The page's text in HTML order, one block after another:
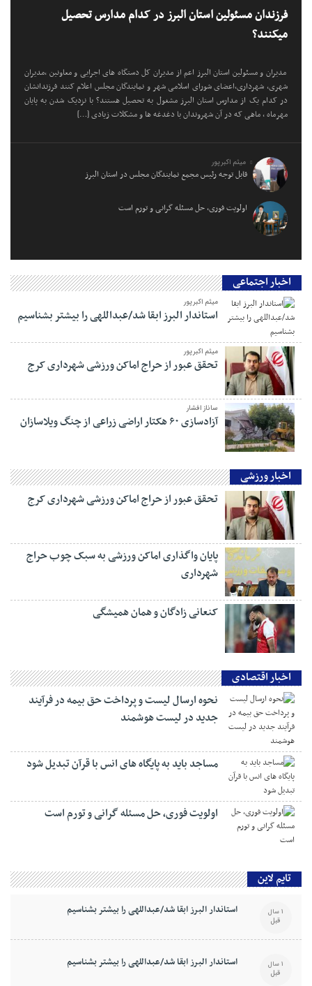
فرزندان مسئولین استان البرز در کدام مدارس تحصیل
میکنند؟
مدیران و مسئولین استان البرز اعم از مدیران کل دستگاه های اجرایی و معاونین ،مدیران
شهری، شهرداری،اعضای شورای اسلامی شهر و نمایندگان مجلس اعلام کنند فرزندانشان
در کدام یک از مدارس استان البرز مشغول به تحصیل هستند؟ با نزدیک شدن به پایان
مهرماه ، ماهی که در آن شهروندان با دغدغه ها و مشکلات زیادی […]
میثم اکبرپور
قابل توجه رئیس مجمع نمایندگان مجلس در استان البرز
اولویت فوری، حل مسئله گرانی و تورم است
اخبار اجتماعی
میثم اکبرپور
استاندار البرز ابقا شد/عبداللهی را بیشتر بشناسیم
میثم اکبرپور
تحقق عبور از حراج اماکن ورزشی شهرداری کرج
ساناز افشار
آزادسازی ۶۰ هکتار اراضی زراعی از چنگ ویلاسازان
اخبار ورزشی
تحقق عبور از حراج اماکن ورزشی شهرداری کرج
پایان واگذاری اماکن ورزشی به سبک چوب حراج
شهرداری
کنعانی زادگان و همان همیشگی
اخبار اقتصادی
نحوه ارسال لیست و پرداخت حق بیمه در فرآیند
جدید در لیست هوشمند
مساجد باید به پایگاه های انس با قرآن تبدیل شود
اولویت فوری، حل مسئله گرانی و تورم است
تایم لاین
استاندار البرز ابقا شد/عبداللهی را بیشتر بشناسیم 1 سال
قبل
استاندار البرز ابقا شد/عبداللهی را بیشتر بشناسیم 1 سال
قبل